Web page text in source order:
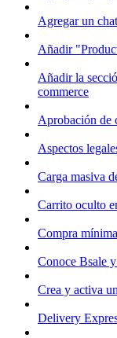
Agregar un
Añadir
Añadir la
commerce
Aprobación de
Aspectos
Carga masiva
Carrito oculto
Compra
Conoce Bsale
Crea y activa
Delivery